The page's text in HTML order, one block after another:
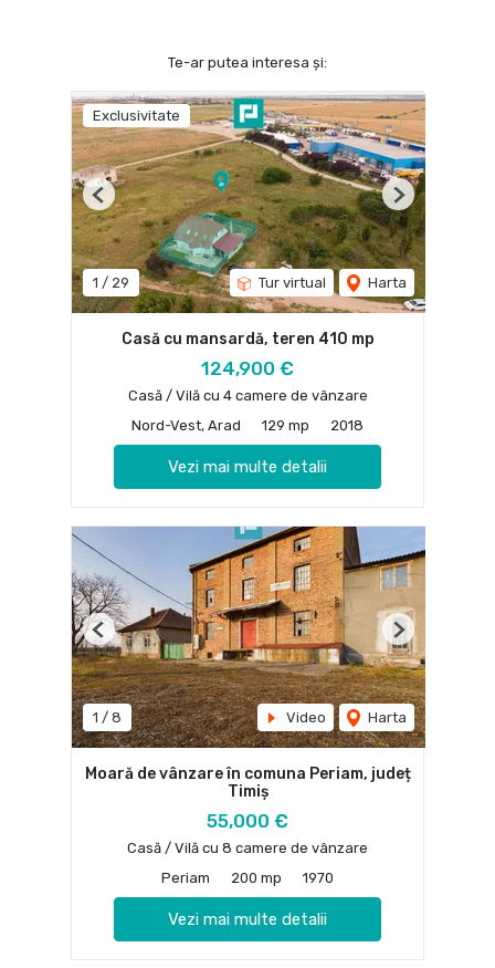
Te-ar putea interesa și:
Exclusivitate
1 / 29 Tur virtual Harta
Previous Next
Casă cu mansardă, teren 410 mp
124,900 €
Casă / Vilă cu 4 camere de vânzare
Nord-Vest, Arad
129 mp 2018
Vezi mai multe detalii
1 / 8 Video Harta
Previous Next
Moară de vânzare în comuna Periam, județ
Timiș
55,000 €
Casă / Vilă cu 8 camere de vânzare
Periam
200 mp 1970
Vezi mai multe detalii